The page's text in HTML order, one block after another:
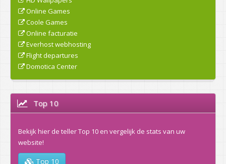
Online Games
Coole Games
Online facturatie
Everhost webhosting
Flight departures
Domotica Center
Top 10
Bekijk hier de teller Top 10 en vergelijk de stats van uw
website!
Top 10